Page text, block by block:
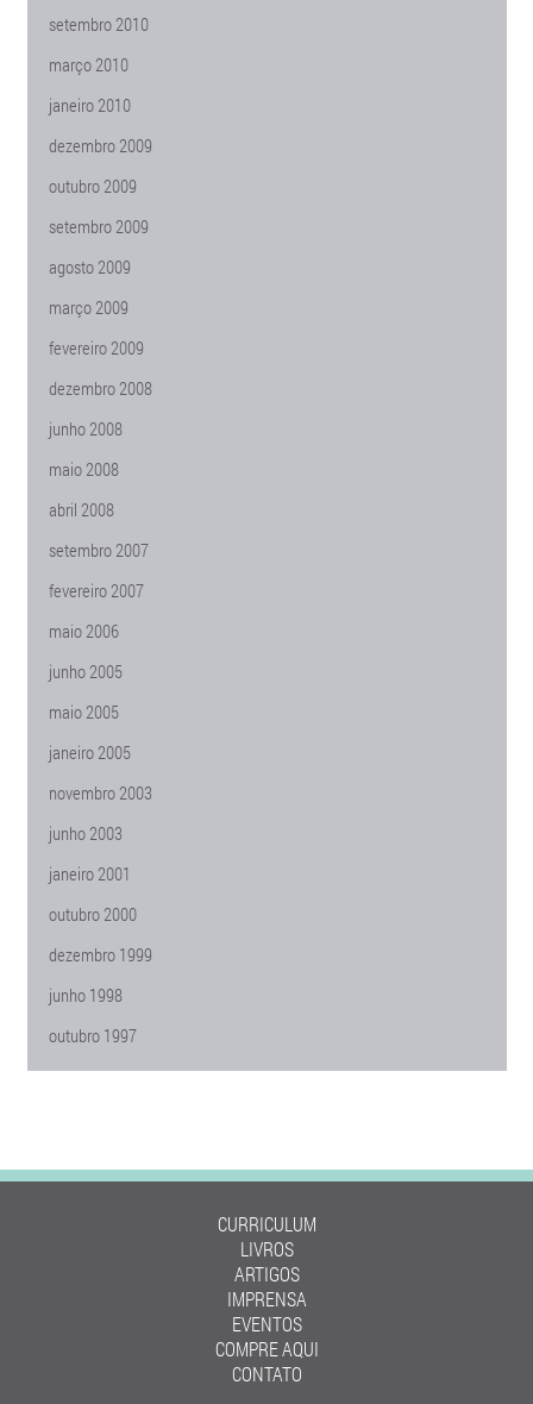
setembro 2010
março 2010
janeiro 2010
dezembro 2009
outubro 2009
setembro 2009
agosto 2009
março 2009
fevereiro 2009
dezembro 2008
junho 2008
maio 2008
abril 2008
setembro 2007
fevereiro 2007
maio 2006
junho 2005
maio 2005
janeiro 2005
novembro 2003
junho 2003
janeiro 2001
outubro 2000
dezembro 1999
junho 1998
outubro 1997
CURRICULUM
LIVROS
ARTIGOS
IMPRENSA
EVENTOS
COMPRE AQUI
CONTATO